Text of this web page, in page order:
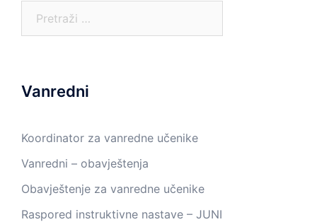
Vanredni
Koordinator za vanredne učenike
Vanredni – obavještenja
Obavještenje za vanredne učenike
Raspored instruktivne nastave – JUNI